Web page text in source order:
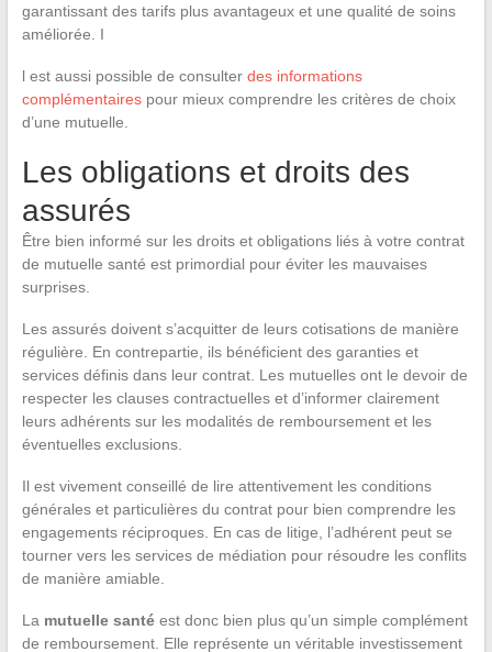
garantissant des tarifs plus avantageux et une qualité de soins
améliorée. I
l est aussi possible de consulter des informations
complémentairespour mieux comprendre les critères de choix
d’une mutuelle.
Les obligations et droits des
assurés
Être bien informé sur les droits et obligations liés à votre contrat
de mutuelle santé est primordial pour éviter les mauvaises
surprises.
Les assurés doivent s’acquitter de leurs cotisations de manière
régulière. En contrepartie, ils bénéficient des garanties et
services définis dans leur contrat. Les mutuelles ont le devoir de
respecter les clauses contractuelles et d’informer clairement
leurs adhérents sur les modalités de remboursement et les
éventuelles exclusions.
Il est vivement conseillé de lire attentivement les conditions
générales et particulières du contrat pour bien comprendre les
engagements réciproques. En cas de litige, l’adhérent peut se
tourner vers les services de médiation pour résoudre les conflits
de manière amiable.
La mutuelle santéest donc bien plus qu’un simple complément
de remboursement. Elle représente un véritable investissement